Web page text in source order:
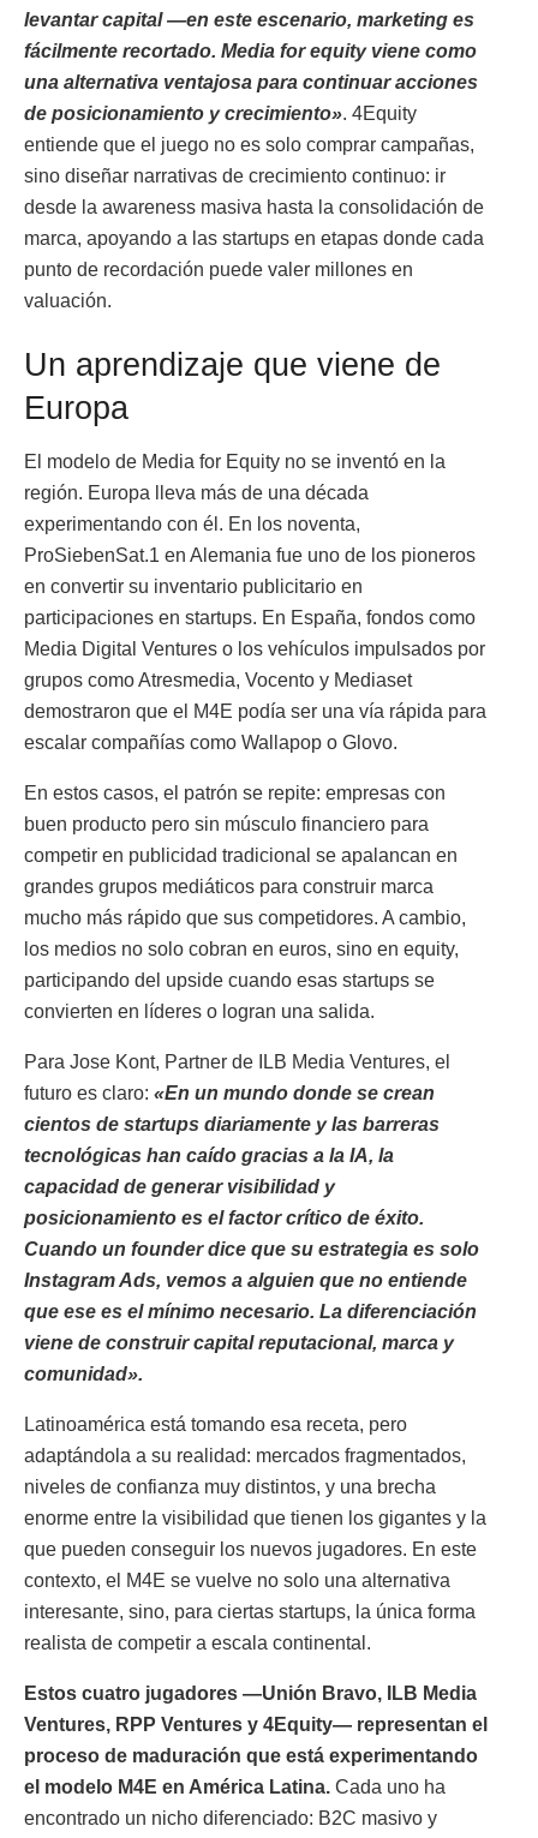
levantar capital —en este escenario, marketing es
fácilmente recortado. Media for equity viene como
una alternativa ventajosa para continuar acciones
de posicionamiento y crecimiento». 4Equity
entiende que el juego no es solo comprar campañas,
sino diseñar narrativas de crecimiento continuo: ir
desde la awareness masiva hasta la consolidación de
marca, apoyando a las startups en etapas donde cada
punto de recordación puede valer millones en
valuación.
Un aprendizaje que viene de
Europa
El modelo de Media for Equity no se inventó en la
región. Europa lleva más de una década
experimentando con él. En los noventa,
ProSiebenSat.1 en Alemania fue uno de los pioneros
en convertir su inventario publicitario en
participaciones en startups. En España, fondos como
Media Digital Ventures o los vehículos impulsados por
grupos como Atresmedia, Vocento y Mediaset
demostraron que el M4E podía ser una vía rápida para
escalar compañías como Wallapop o Glovo.
En estos casos, el patrón se repite: empresas con
buen producto pero sin músculo financiero para
competir en publicidad tradicional se apalancan en
grandes grupos mediáticos para construir marca
mucho más rápido que sus competidores. A cambio,
los medios no solo cobran en euros, sino en equity,
participando del upside cuando esas startups se
convierten en líderes o logran una salida.
Para Jose Kont, Partner de ILB Media Ventures, el
futuro es claro: «En un mundo donde se crean
cientos de startups diariamente y las barreras
tecnológicas han caído gracias a la IA, la
capacidad de generar visibilidad y
posicionamiento es el factor crítico de éxito.
Cuando un founder dice que su estrategia es solo
Instagram Ads, vemos a alguien que no entiende
que ese es el mínimo necesario. La diferenciación
viene de construir capital reputacional, marca y
comunidad».
Latinoamérica está tomando esa receta, pero
adaptándola a su realidad: mercados fragmentados,
niveles de confianza muy distintos, y una brecha
enorme entre la visibilidad que tienen los gigantes y la
que pueden conseguir los nuevos jugadores. En este
contexto, el M4E se vuelve no solo una alternativa
interesante, sino, para ciertas startups, la única forma
realista de competir a escala continental.
Estos cuatro jugadores —Unión Bravo, ILB Media
Ventures, RPP Ventures y 4Equity— representan el
proceso de maduración que está experimentando
el modelo M4E en América Latina. Cada uno ha
encontrado un nicho diferenciado: B2C masivo y